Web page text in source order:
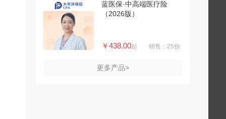
蓝医保·中高端医疗险
（2026版）
￥438.00起 销售：25份
更多产品>